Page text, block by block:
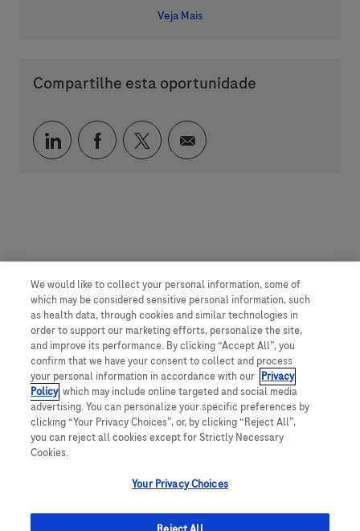
Veja Mais
Compartilhe esta oportunidade
Compartilhar via LinkedIn
Compartilhar via Facebook
Compartilhar via twitter
Compartilhar via e-
We would like to collect your personal information, some of
which may be considered sensitive personal information, such
as health data, through cookies and similar technologies in
order to support our marketing efforts, personalize the site,
and improve its performance. By clicking “Accept All”, you
confirm that we have your consent to collect and process
your personal information in accordance with our Privacy
Policy, which may include online targeted and social media
advertising. You can personalize your specific preferences by
clicking “Your Privacy Choices”, or, by clicking “Reject All”,
you can reject all cookies except for Strictly Necessary
Cookies.
Your Privacy Choices